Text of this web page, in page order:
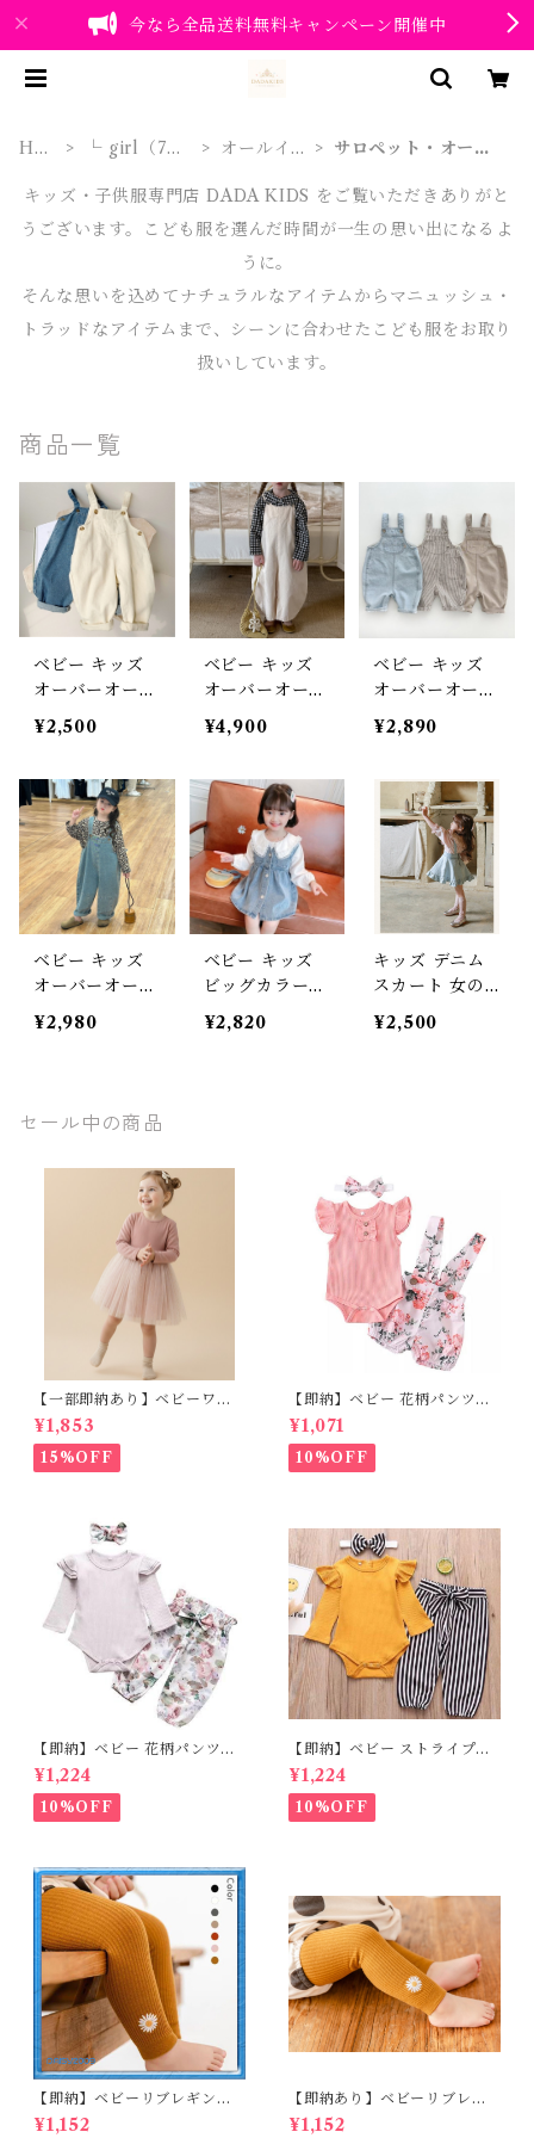
今なら全品送料無料キャンペーン開催中
HO
└ girl（7～1
オールイン
サロペット・オーバ
キッズ・子供服専門店 DADA KIDS をご覧いただきありがと
うございます。こども服を選んだ時間が一生の思い出になるよ
うに。
そんな思いを込めてナチュラルなアイテムからマニュッシュ・
トラッドなアイテムまで、シーンに合わせたこども服をお取り
扱いしています。
商品一覧
ベビー キッズ
オーバーオール
デニム パンツ
ジーンズ つな
ども服 女の子
男の子 ナチュ
ラル ユニセッ
クス オーバー
サイズ ブルー
ホワイト 90 10
0 110 120 130
cm
¥2,500
ベビー キッズ
オーバーオール
つなぎ ボトム
ス カジュアル
子 女の子 ナチ
ュラル ユニセ
ックス オーバ
ーサイズ ベー
ジュ ブラック
90 100 110 12
0 130 140 150
cm
¥4,900
ベビー キッズ
オーバーオール
ボトムス ビッ
グシルエット
ト ルーズ 子供
服 女の子 男の
子 ユニセック
ス ナチュラル
オーバーサイズ
ブルー ストラ
イプ ライトブ
ラウン 80 90 1
00 110 120 13
0cm
¥2,890
ベビー キッズ
オーバーオール
デニム パンツ
ジーンズ つな
女の子 男の子
ナチュラル ユ
イトブルー 90c
m 100cm 110c
m 120cm 130c
m 140cm
¥2,980
ベビー キッズ
ビッグカラーブ
ラウス デニム
ワンピース 2点
ー ナチュラル
フェミニン 90c
m 100cm 110c
m 120cm 130c
¥2,820
キッズ デニム
スカート 女の
子 子供服 ガー
リー フェミニ
140cm
¥2,500
セール中の商品
【一部即納あり】ベビーワン
ピース 星柄ラメ チュール ベビ
ー服 写真撮影 子供服 フリル
チュール 女の子 秋冬 春服 セ
レモニードレス 新生児 お宮参
0 80 90 100 110cm
¥1,853
15%OFF
【即納】ベビー 花柄パンツ&
フリルロンパースset＋ヘッド
バンド 3点セット☆女の子 フ
ェミニン 90㎝
¥1,071
10%OFF
【即納】ベビー 花柄パンツ&
ロンパースset＋ヘッドバンド
3点セット☆女の子 フェミニン
80cm
¥1,224
10%OFF
【即納】ベビー ストライプパ
ンツ&フリルロンパースset＋
ヘッドバンド 3点セット☆女の
子 マニッシュ 80㎝
¥1,224
10%OFF
【即納】ベビーリブレギンス
キッズレギンス リブレギンス
花柄 フラワー刺繍 ナチュラル
¥1,152
【即納あり】ベビーリブレギ
ンス キッズレギンス リブレギ
ンス 花柄 フラワー刺繍 ナチュ
¥1,152